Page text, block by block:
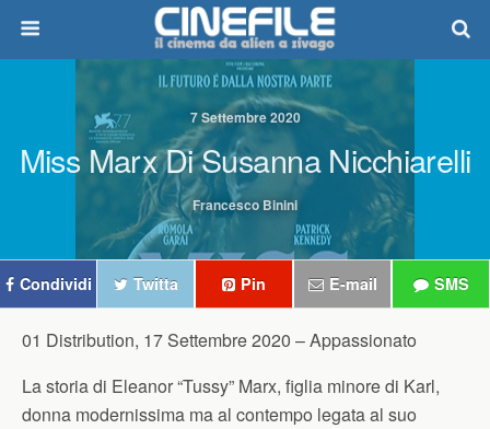
7 Settembre 2020
Miss Marx Di Susanna Nicchiarelli
Francesco Binini
Condividi Twitta Pin E-mail SMS
01 Distribution, 17 Settembre 2020 –Appassionato
La storia di Eleanor “Tussy” Marx, figlia minore di Karl,
donna modernissima ma al contempo legata al suo